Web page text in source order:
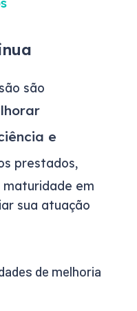
são
e
prestados,
maturidade em
sua atuação
de melhoria